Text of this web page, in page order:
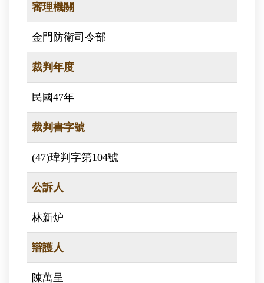
審理機關
金門防衛司令部
裁判年度
民國47年
裁判書字號
(47)瑋判字第104號
公訴人
林新炉
辯護人
陳萬呈